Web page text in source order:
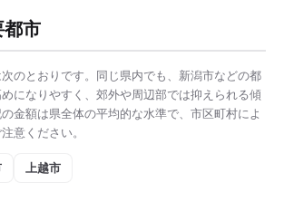
市
のとおりです。同じ県内でも、 新潟市などの都
になりやすく、郊外や周辺部では抑えられる傾
金額は県全体の平均的な水準で、市区町村によ
意ください。
上越市